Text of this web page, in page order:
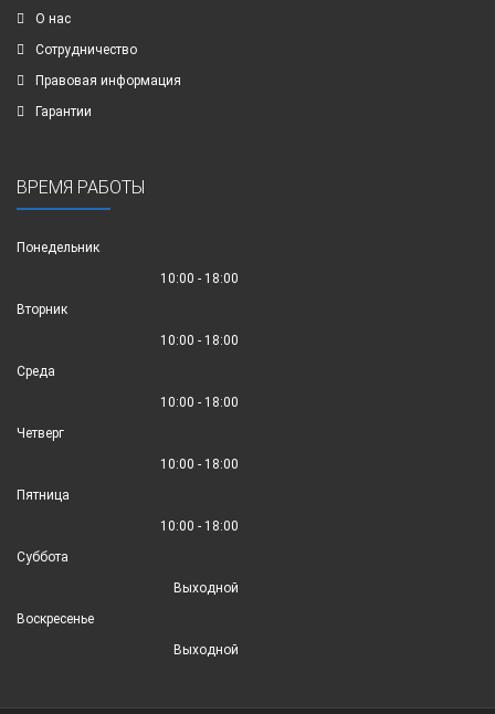
О нас
Сотрудничество
Правовая информация
Гарантии
ВРЕМЯ РАБОТЫ
Понедельник
10:00 - 18:00
Вторник
10:00 - 18:00
Среда
10:00 - 18:00
Четверг
10:00 - 18:00
Пятница
10:00 - 18:00
Суббота
Выходной
Воскресенье
Выходной